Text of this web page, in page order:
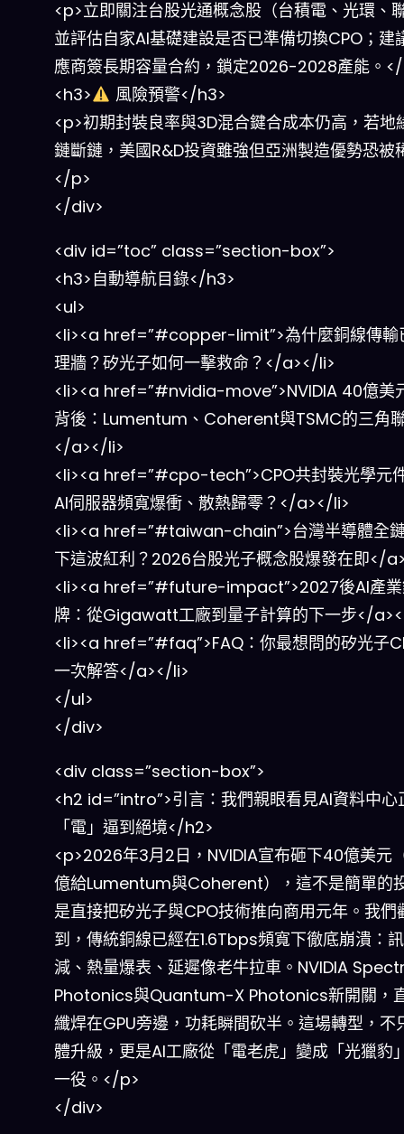
<p>立即關注台股光通概念股（台積電、光環、
並評估自家AI基礎建設是否已準備切換CPO；建
應商簽長期容量合約，鎖定2026-2028產能。
<h3>
風險預警</h3>
<p>初期封裝良率與3D混合鍵合成本仍高，若地
鏈斷鏈，美國R&D投資雖強但亞洲製造優勢恐被
</p>
</div>
<div id=”toc” class=”section-box”>
<h3>自動導航目錄</h3>
<ul>
<li><a href=”#copper-limit”>為什麼銅線傳輸
理牆？矽光子如何一擊救命？</a></li>
<li><a href=”#nvidia-move”>NVIDIA 40億美
背後：Lumentum、Coherent與TSMC的三角
</a></li>
<li><a href=”#cpo-tech”>CPO共封裝光學元
AI伺服器頻寬爆衝、散熱歸零？</a></li>
<li><a href=”#taiwan-chain”>台灣半導體全
下這波紅利？2026台股光子概念股爆發在即</
<li><a href=”#future-impact”>2027後AI產業
牌：從Gigawatt工廠到量子計算的下一步</
<li><a href=”#faq”>FAQ：你最想問的矽光子
一次解答</a></li>
</ul>
</div>
<div class=”section-box”>
<h2 id=”intro”>引言：我們親眼看見AI資料中心
「電」逼到絕境</h2>
<p>2026年3月2日，NVIDIA宣布砸下40億美元
億給Lumentum與Coherent），這不是簡單的
是直接把矽光子與CPO技術推向商用元年。我們
到，傳統銅線已經在1.6Tbps頻寬下徹底崩潰：
減、熱量爆表、延遲像老牛拉車。NVIDIA
Photonics與Quantum-X Photonics新開關，
纖焊在GPU旁邊，功耗瞬間砍半。這場轉型，不
體升級，更是AI工廠從「電老虎」變成「光獵豹
一役。</p>
</div>